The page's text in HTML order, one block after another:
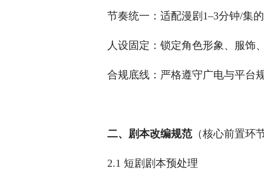
节奏统一：适配漫剧1–3分钟/集
人设固定：锁定角色形象、服饰
合规底线：严格遵守广电与平台
二、剧本改编规范（核心前置环
2.1 短剧剧本预处理